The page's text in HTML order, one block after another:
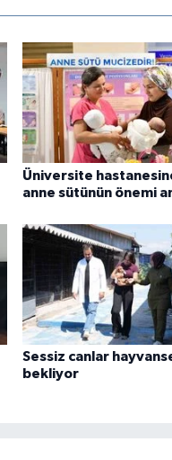
Üniversite
anne sütünün önemi
Sessiz canlar
bekliyor